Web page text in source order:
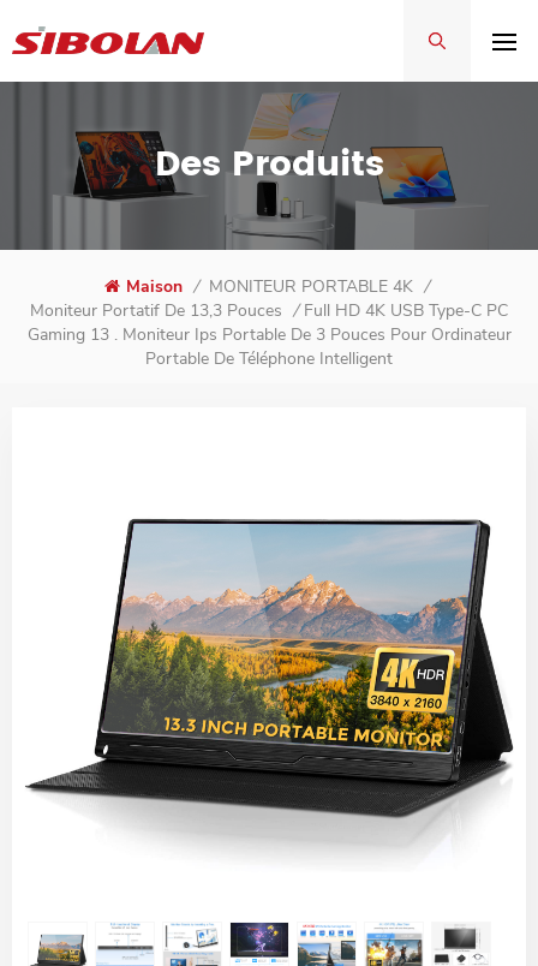
Des Produits
Maison / MONITEUR PORTABLE 4K /
Moniteur Portatif De 13,3 Pouces / Full HD 4K USB Type-C PC
Gaming 13 . Moniteur Ips Portable De 3 Pouces Pour Ordinateur
Portable De Téléphone Intelligent